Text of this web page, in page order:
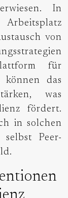
In
von
für
können das
was
fördert.
in solchen
Peer-